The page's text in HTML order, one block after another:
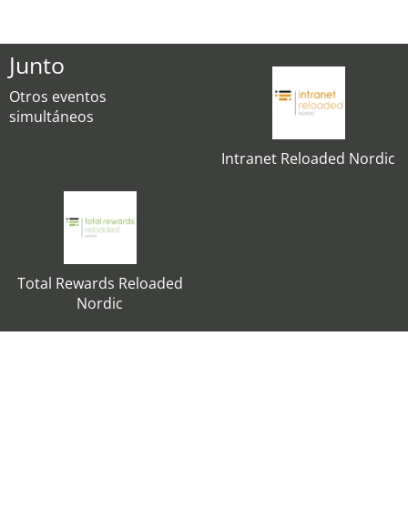
Junto
Otros eventos
simultáneos
Intranet Reloaded Nordic
Total Rewards Reloaded
Nordic